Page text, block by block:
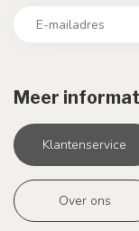
Meer
Klantenservice
Over ons